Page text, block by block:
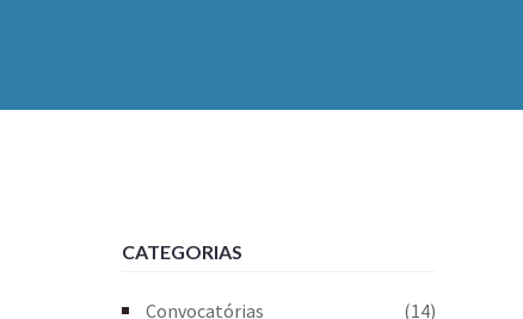
CATEGORIAS
Convocatórias
(14)